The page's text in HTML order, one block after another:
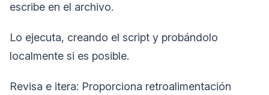
escribe en el archivo.
Lo ejecuta, creando el script y probándolo
localmente si es posible.
Revisa e itera: Proporciona retroalimentación